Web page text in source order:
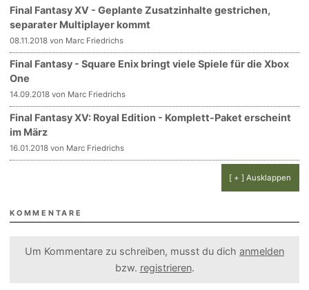
Final Fantasy XV - Geplante Zusatzinhalte gestrichen,
separater Multiplayer kommt
08.11.2018 von Marc Friedrichs
Final Fantasy - Square Enix bringt viele Spiele für die Xbox
One
14.09.2018 von Marc Friedrichs
Final Fantasy XV: Royal Edition - Komplett-Paket erscheint
im März
16.01.2018 von Marc Friedrichs
[ + ] Ausklappen
KOMMENTARE
Um Kommentare zu schreiben, musst du dich anmelden
bzw. registrieren.